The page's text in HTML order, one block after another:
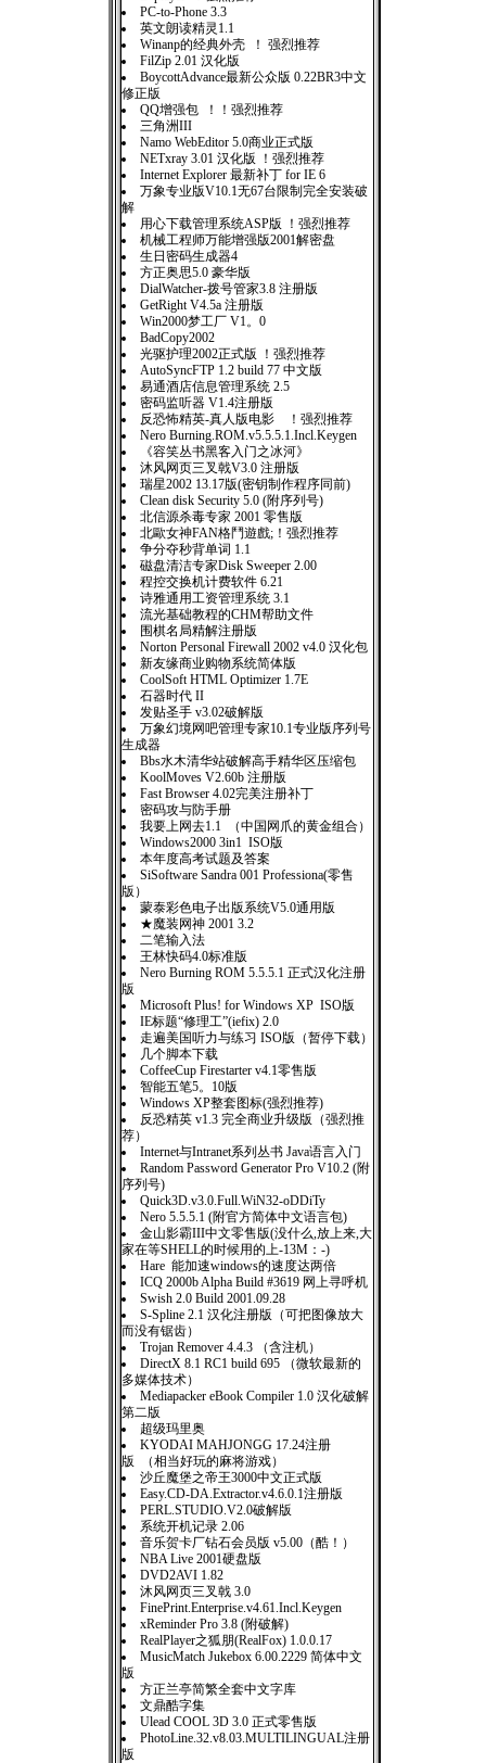
PC-to-Phone 3.3
英文朗读精灵1.1
Winanp的经典外壳 ！ 强烈推荐
FilZip 2.01 汉化版
BoycottAdvance最新公众版 0.22BR3中文
修正版
QQ增强包 ！！强烈推荐
三角洲III
Namo WebEditor 5.0商业正式版
NETxray 3.01 汉化版 ！强烈推荐
Internet Explorer 最新补丁 for IE 6
万象专业版V10.1无67台限制完全安装破
解
用心下载管理系统ASP版 ！强烈推荐
机械工程师万能增强版2001解密盘
生日密码生成器4
方正奥思5.0 豪华版
DialWatcher-拨号管家3.8 注册版
GetRight V4.5a 注册版
Win2000梦工厂 V1。0
BadCopy2002
光驱护理2002正式版 ！强烈推荐
AutoSyncFTP 1.2 build 77 中文版
易通酒店信息管理系统 2.5
密码监听器 V1.4注册版
反恐怖精英-真人版电影 ！强烈推荐
Nero Burning.ROM.v5.5.5.1.Incl.Keygen
《容笑丛书黑客入门之冰河》
沐风网页三叉戟V3.0 注册版
瑞星2002 13.17版(密钥制作程序同前)
Clean disk Security 5.0 (附序列号)
北信源杀毒专家 2001 零售版
北歐女神FAN格鬥遊戲;！强烈推荐
争分夺秒背单词 1.1
磁盘清洁专家Disk Sweeper 2.00
程控交换机计费软件 6.21
诗雅通用工资管理系统 3.1
流光基础教程的CHM帮助文件
围棋名局精解注册版
Norton Personal Firewall 2002 v4.0 汉化包
新友缘商业购物系统简体版
CoolSoft HTML Optimizer 1.7E
石器时代 II
发贴圣手 v3.02破解版
万象幻境网吧管理专家10.1专业版序列号
生成器
Bbs水木清华站破解高手精华区压缩包
KoolMoves V2.60b 注册版
Fast Browser 4.02完美注册补丁
密码攻与防手册
我要上网去1.1 （中国网爪的黄金组合）
Windows2000 3in1 ISO版
本年度高考试题及答案
SiSoftware Sandra 001 Professiona(零售
版）
蒙泰彩色电子出版系统V5.0通用版
★魔装网神 2001 3.2
二笔输入法
王林快码4.0标准版
Nero Burning ROM 5.5.5.1 正式汉化注册
版
Microsoft Plus! for Windows XP ISO版
IE标题“修理工”(iefix) 2.0
走遍美国听力与练习 ISO版（暂停下载）
几个脚本下载
CoffeeCup Firestarter v4.1零售版
智能五笔5。10版
Windows XP整套图标(强烈推荐)
反恐精英 v1.3 完全商业升级版（强烈推
荐）
Internet与Intranet系列丛书 Java语言入门
Random Password Generator Pro V10.2 (附
序列号)
Quick3D.v3.0.Full.WiN32-oDDiTy
Nero 5.5.5.1 (附官方简体中文语言包)
金山影霸III中文零售版(没什么,放上来,大
家在等SHELL的时候用的上-13M：-)
Hare 能加速windows的速度达两倍
ICQ 2000b Alpha Build #3619 网上寻呼机
Swish 2.0 Build 2001.09.28
S-Spline 2.1 汉化注册版（可把图像放大
而没有锯齿）
Trojan Remover 4.4.3 （含注机）
DirectX 8.1 RC1 build 695 （微软最新的
多媒体技术）
Mediapacker eBook Compiler 1.0 汉化破解
第二版
超级玛里奥
KYODAI MAHJONGG 17.24注册
版 （相当好玩的麻将游戏）
沙丘魔堡之帝王3000中文正式版
Easy.CD-DA.Extractor.v4.6.0.1注册版
PERL.STUDIO.V2.0破解版
系统开机记录 2.06
音乐贺卡厂钻石会员版 v5.00（酷！）
NBA Live 2001硬盘版
DVD2AVI 1.82
沐风网页三叉戟 3.0
FinePrint.Enterprise.v4.61.Incl.Keygen
xReminder Pro 3.8 (附破解)
RealPlayer之狐朋(RealFox) 1.0.0.17
MusicMatch Jukebox 6.00.2229 简体中文
版
方正兰亭简繁全套中文字库
文鼎酷字集
Ulead COOL 3D 3.0 正式零售版
PhotoLine.32.v8.03.MULTILINGUAL注册
版